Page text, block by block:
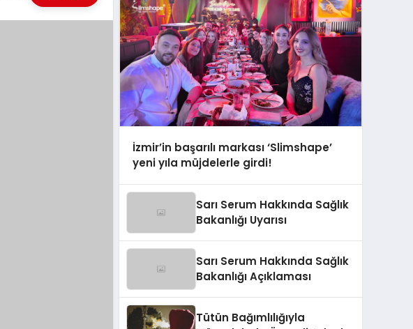
İzmir’in başarılı markası ‘Slimshape’
yeni yıla müjdelerle girdi!
Sarı Serum Hakkında Sağlık
Bakanlığı Uyarısı
Sarı Serum Hakkında Sağlık
Bakanlığı Açıklaması
Tütün Bağımlılığıyla